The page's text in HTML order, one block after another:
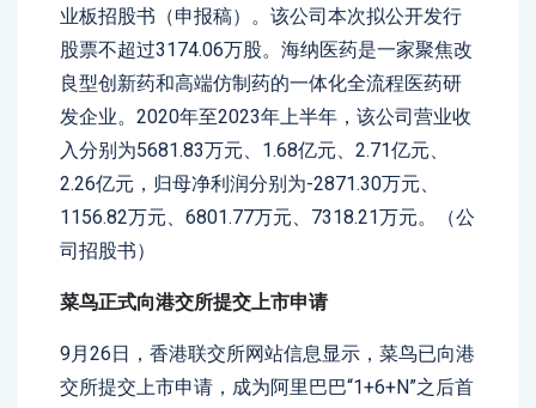
业板招股书（申报稿）。该公司本次拟公开发行
股票不超过3174.06万股。海纳医药是一家聚焦改
良型创新药和高端仿制药的一体化全流程医药研
发企业。2020年至2023年上半年，该公司营业收
入分别为5681.83万元、1.68亿元、2.71亿元、
2.26亿元，归母净利润分别为-2871.30万元、
1156.82万元、6801.77万元、7318.21万元。（公
司招股书）
菜鸟正式向港交所提交上市申请
9月26日，香港联交所网站信息显示，菜鸟已向港
交所提交上市申请，成为阿里巴巴“1+6+N”之后首